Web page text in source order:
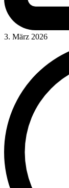
3. März 2026